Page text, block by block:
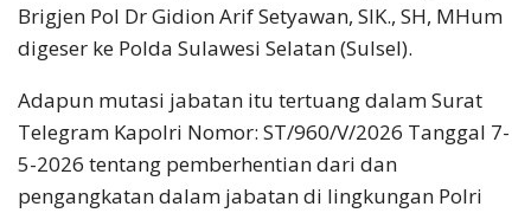
Brigjen Pol Dr Gidion Arif Setyawan, SIK., SH, MHum
digeser ke Polda Sulawesi Selatan (Sulsel).
Adapun mutasi jabatan itu tertuang dalam Surat
Telegram Kapolri Nomor: ST/960/V/2026 Tanggal 7-
5-2026 tentang pemberhentian dari dan
pengangkatan dalam jabatan di lingkungan Polri